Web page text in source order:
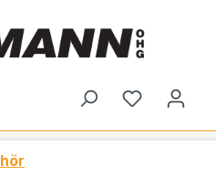
Du hast 0